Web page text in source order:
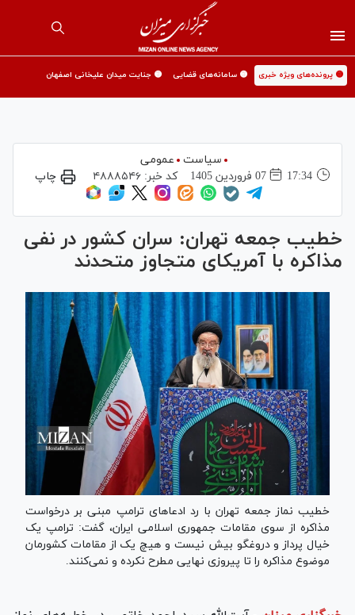
🟡 پرونده‌های ویژه خبری 🟡 سامانه‌های قضایی 🟡 جنایت میدان علیخانی اصفهان
سیاست
عمومی
17:34
07 فروردين 1405 کد خبر: ۴۸۸۸۵۴۶ چاپ
خطیب جمعه تهران: سران کشور در نفی
مذاکره با آمریکای متجاوز متحدند
خطیب نماز جمعه تهران با رد ادعا‌های ترامپ مبنی بر درخواست
مذاکره از سوی مقامات جمهوری اسلامی ایران، گفت: ترامپ یک
خیال پرداز و دروغگو بیش نیست و هیچ یک از مقامات کشورمان
موضوع مذاکره را تا پیروزی نهایی مطرح نکرده و نمی‌کنند.